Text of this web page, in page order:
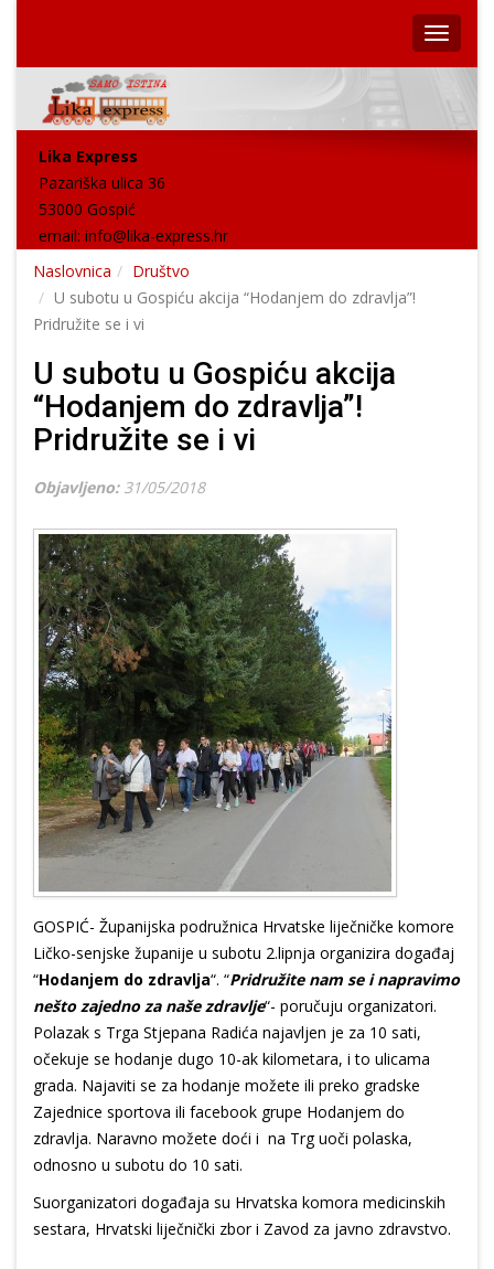
Lika Express
Pazariška ulica 36
53000 Gospić
email: info@lika-express.hr
Naslovnica
Društvo
U subotu u Gospiću akcija “Hodanjem do zdravlja”!
Pridružite se i vi
U subotu u Gospiću akcija
“Hodanjem do zdravlja”!
Pridružite se i vi
Objavljeno: 31/05/2018
GOSPIĆ- Županijska podružnica Hrvatske liječničke komore
Ličko-senjske županije u subotu 2.lipnja organizira događaj
“Hodanjem do zdravlja“. “Pridružite nam se i napravimo
nešto zajedno za naše zdravlje“- poručuju organizatori.
Polazak s Trga Stjepana Radića najavljen je za 10 sati,
očekuje se hodanje dugo 10-ak kilometara, i to ulicama
grada. Najaviti se za hodanje možete ili preko gradske
Zajednice sportova ili facebook grupe Hodanjem do
zdravlja. Naravno možete doći i na Trg uoči polaska,
odnosno u subotu do 10 sati.
Suorganizatori događaja su Hrvatska komora medicinskih
sestara, Hrvatski liječnički zbor i Zavod za javno zdravstvo.